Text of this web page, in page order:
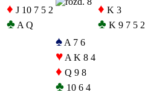
♦ J 10 7 5 2
♣ A Q
♦ K 3
♣ K 9 7 5 2
♠ A 7 6
♥ A K 8 4
♦ Q 9 8
♣ 10 6 4